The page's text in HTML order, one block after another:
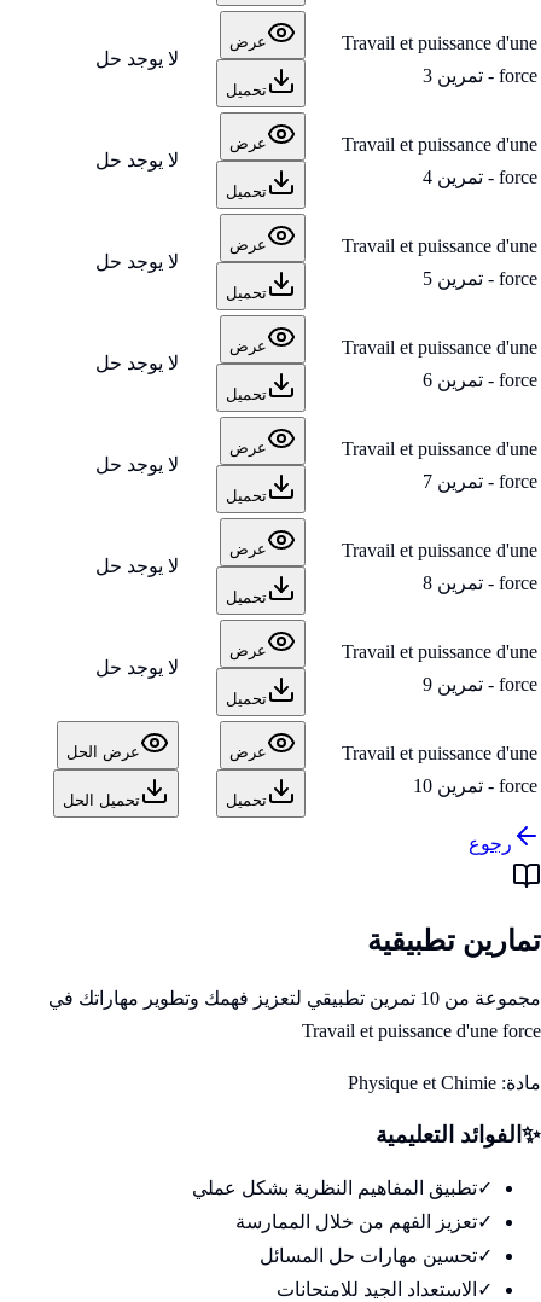
Travail et puissance d'une
force - تمرين 3
عرض
تحميل
لا يوجد حل
Travail et puissance d'une
force - تمرين 4
عرض
تحميل
لا يوجد حل
Travail et puissance d'une
force - تمرين 5
عرض
تحميل
لا يوجد حل
Travail et puissance d'une
force - تمرين 6
عرض
تحميل
لا يوجد حل
Travail et puissance d'une
force - تمرين 7
عرض
تحميل
لا يوجد حل
Travail et puissance d'une
force - تمرين 8
عرض
تحميل
لا يوجد حل
Travail et puissance d'une
force - تمرين 9
عرض
تحميل
لا يوجد حل
Travail et puissance d'une
force - تمرين 10
عرض
تحميل
عرض الحل
تحميل الحل
رجوع
تمارين تطبيقية
مجموعة من 10 تمرين تطبيقي لتعزيز فهمك وتطوير مهاراتك في
Travail et puissance d'une force
مادة: Physique et Chimie
✨ الفوائد التعليمية
✓تطبيق المفاهيم النظرية بشكل عملي
✓تعزيز الفهم من خلال الممارسة
✓تحسين مهارات حل المسائل
✓ الاستعداد الجيد للامتحانات